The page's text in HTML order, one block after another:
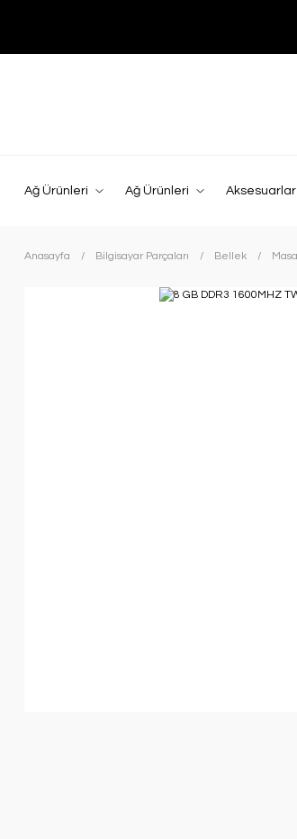
Ağ Ürünleri Ağ Ürünleri Aksesuarlar
Anasayfa Bilgisayar Parçaları Bellek